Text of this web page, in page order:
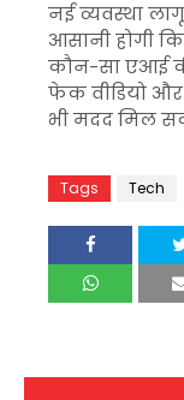
नई व्यवस्था
आसानी होगी
कौन-सा एआई
फेक वीडियो
भी मदद मिल
Tags Tech